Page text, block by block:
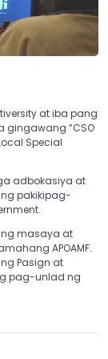
at iba pang
gingawang “CSO
Special
adbokasiya at
pakikipag-
masaya at
APOAMF.
Pasign at
pag-unlad ng